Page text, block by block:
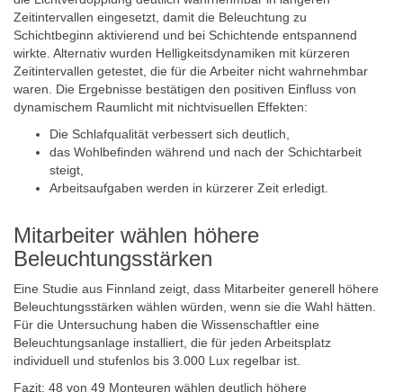
Zeitintervallen eingesetzt, damit die Beleuchtung zu
Schichtbeginn aktivierend und bei Schichtende entspannend
wirkte. Alternativ wurden Helligkeitsdynamiken mit kürzeren
Zeitintervallen getestet, die für die Arbeiter nicht wahrnehmbar
waren. Die Ergebnisse bestätigen den positiven Einfluss von
dynamischem Raumlicht mit nichtvisuellen Effekten:
Die Schlafqualität verbessert sich deutlich,
das Wohlbefinden während und nach der Schichtarbeit
steigt,
Arbeitsaufgaben werden in kürzerer Zeit erledigt.
Mitarbeiter wählen höhere
Beleuchtungsstärken
Eine Studie aus Finnland zeigt, dass Mitarbeiter generell höhere
Beleuchtungsstärken wählen würden, wenn sie die Wahl hätten.
Für die Untersuchung haben die Wissenschaftler eine
Beleuchtungsanlage installiert, die für jeden Arbeitsplatz
individuell und stufenlos bis 3.000 Lux regelbar ist.
Fazit: 48 von 49 Monteuren wählen deutlich höhere